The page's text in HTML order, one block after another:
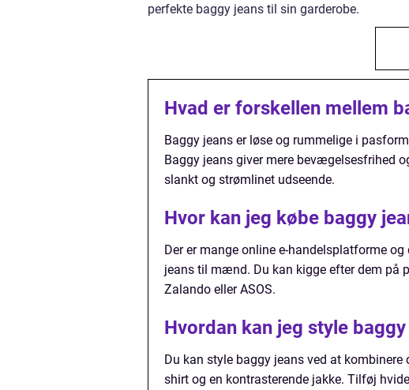
perfekte baggy jeans til sin garderobe.
Hvad er forskellen mellem
Baggy jeans er løse og rummelige i
Baggy jeans giver mere bevægelsesfrihed
slankt og strømlinet udseende.
Hvor kan jeg købe baggy
Der er mange online e-handelsplatforme
jeans til mænd. Du kan kigge efter dem på
Zalando eller ASOS.
Hvordan kan jeg style
Du kan style baggy jeans ved at
shirt og en kontrasterende jakke. Tilføj